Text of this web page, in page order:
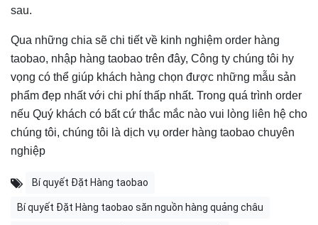
sau.
Qua những chia sẽ chi tiết về kinh nghiệm order hàng
taobao, nhập hàng taobao trên đây, Công ty chúng tôi hy
vọng có thể giúp khách hàng chọn được những mẫu sản
phẩm đẹp nhất với chi phí thấp nhất. Trong quá trình order
nếu Quý khách có bất cứ thắc mắc nào vui lòng liên hệ cho
chúng tôi, chúng tôi là dịch vụ order hàng taobao chuyên
nghiệp
Bí quyết Đặt Hàng taobao
Bí quyết Đặt Hàng taobao săn nguồn hàng quảng châu